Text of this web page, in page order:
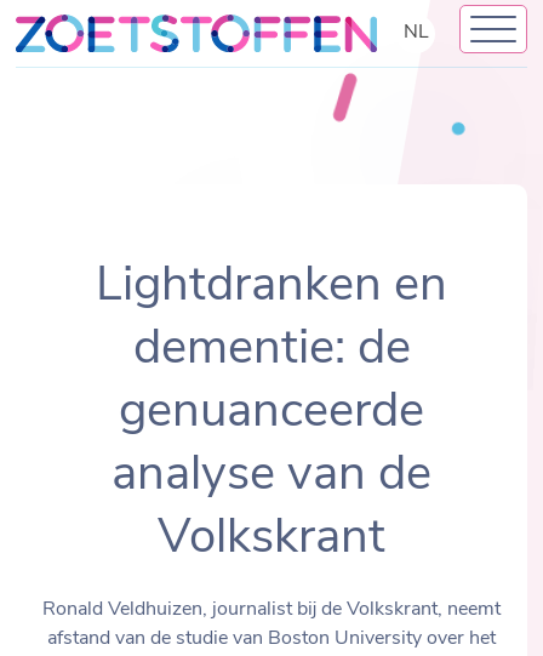
Skip
to
content
NL
Lightdranken en
dementie: de
genuanceerde
analyse van de
Volkskrant
Ronald Veldhuizen, journalist bij de Volkskrant, neemt
afstand van de studie van Boston University over het